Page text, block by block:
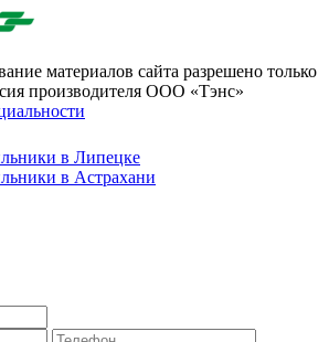
материалов сайта разрешено только
производителя ООО «Тэнс»
в Липецке
в Астрахани